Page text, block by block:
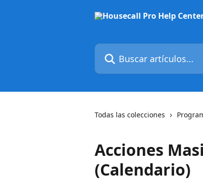
Buscar artículos...
Todas las colecciones
Acciones
(Calendario)